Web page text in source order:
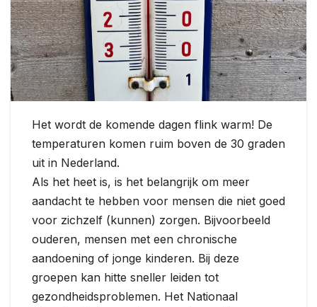
Het wordt de komende dagen flink warm! De
temperaturen komen ruim boven de 30 graden
uit in Nederland.
Als het heet is, is het belangrijk om meer
aandacht te hebben voor mensen die niet goed
voor zichzelf (kunnen) zorgen. Bijvoorbeeld
ouderen, mensen met een chronische
aandoening of jonge kinderen. Bij deze
groepen kan hitte sneller leiden tot
gezondheidsproblemen. Het Nationaal